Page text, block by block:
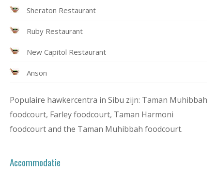
Sheraton Restaurant
Ruby Restaurant
New Capitol Restaurant
Anson
Populaire hawkercentra in Sibu zijn: Taman Muhibbah
foodcourt, Farley foodcourt, Taman Harmoni
foodcourt and the Taman Muhibbah foodcourt.
Accommodatie